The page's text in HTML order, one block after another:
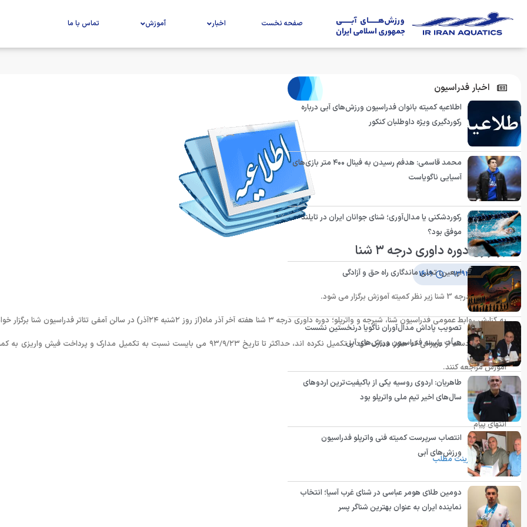
صفحه نخست اخبار آموزش تماس با ما
برگزاری دوره داوری درجه ۳ شنا
۱۹ آذر ۱۳۹۳ ۱۶:۱۹
دوره داوری درجه 3 شنا زیر نظر کمیته آموزش برگزار می شود.
به گزارش روابط عمومی فدراسیون شنا، شیرجه و واترپلو؛ دوره داوری درجه ۳ شنا هفته آخر آذر ماه(از روز ٢شنبه ٢۴آذر) در سالن آمفی تئاتر فدراسیون شنا
شد. لذا آن دسته از عزیزانی که هنوز مدارک خود را تکمیل نکرده اند، حداکثر تا تاریخ ۹۳/۹/۲۳ می بایست نسبت به تکمیل مدارک و پرداخت فیش واریزی
آموزش مراجعه کنند.
انتهای پیام
پرینت مطلب
اخبار فدراسیون
اطلاعیه کمیته بانوان فدراسیون ورزش‌های آبی درباره
رکوردگیری ویژه داوطلبان کنکور
محمد قاسمی: هدفم رسیدن به فینال ۴۰۰ متر بازی‌های
آسیایی ناگویاست
رکوردشکنی یا مدال‌آوری؛ شنای جوانان ایران در تایلند
موفق بود؟
اربعین؛ تجلی ماندگاری راه حق و آزادگی
تصویب پاداش مدال‌آوران ناگویا درنخستین نشست
هیأت رئیسه فدراسیون ورزش‌های آبی
طاهریان: اردوی روسیه یکی از باکیفیت‌ترین اردوهای
سال‌های اخیر تیم ملی واترپلو بود
انتصاب سرپرست کمیته فنی واترپلو فدراسیون
ورزش‌های آبی
دومین طلای هومر عباسی در شنای غرب آسیا؛ انتخاب
نماینده ایران به عنوان بهترین شناگر پسر